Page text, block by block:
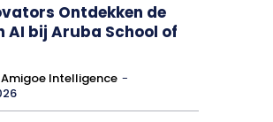
Ontdekken de
AI bij Aruba School of
Amigoe Intelligence -